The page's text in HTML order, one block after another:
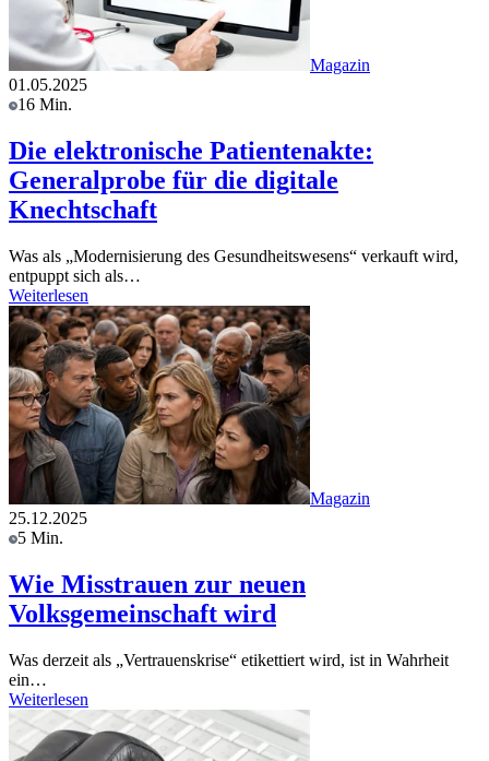
Magazin
01.05.2025
16 Min.
Die elektronische Patientenakte:
Generalprobe für die digitale
Knechtschaft
Was als „Modernisierung des Gesundheitswesens“ verkauft wird,
entpuppt sich als…
Weiterlesen
Magazin
25.12.2025
5 Min.
Wie Misstrauen zur neuen
Volksgemeinschaft wird
Was derzeit als „Vertrauenskrise“ etikettiert wird, ist in Wahrheit
ein…
Weiterlesen